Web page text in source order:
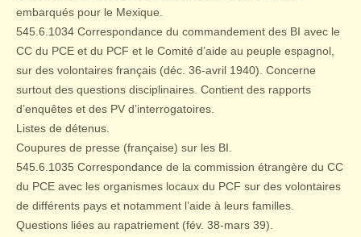
embarqués pour le Mexique.
545.6.1034 Correspondance du commandement des BI avec le
CC du PCE et du PCF et le Comité d’aide au peuple espagnol,
sur des volontaires français (déc. 36-avril 1940). Concerne
surtout des questions disciplinaires. Contient des rapports
d’enquêtes et des PV d’interrogatoires.
Listes de détenus.
Coupures de presse (française) sur les BI.
545.6.1035 Correspondance de la commission étrangère du CC
du PCE avec les organismes locaux du PCF sur des volontaires
de différents pays et notamment l’aide à leurs familles.
Questions liées au rapatriement (fév. 38-mars 39).